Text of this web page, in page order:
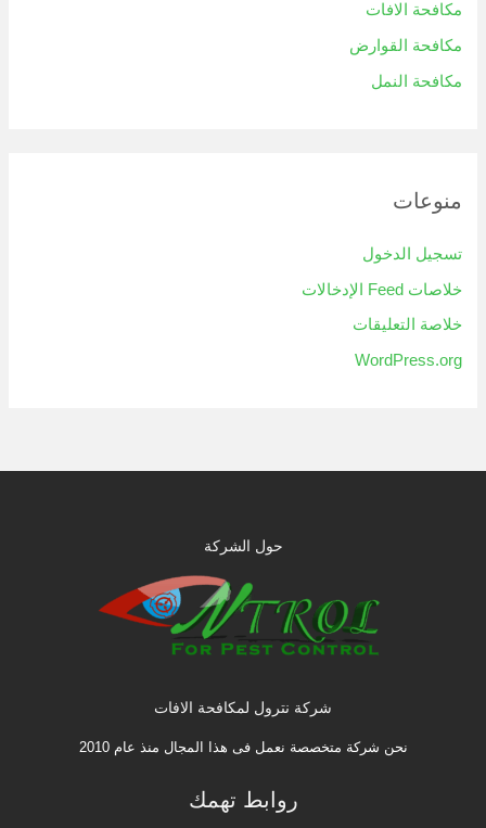
مكافحة الافات
مكافحة القوارض
مكافحة النمل
منوعات
تسجيل الدخول
خلاصات Feed الإدخالات
خلاصة التعليقات
WordPress.org
حول الشركة
شركة نترول لمكافحة الافات
نحن شركة متخصصة نعمل فى هذا المجال منذ عام 2010
روابط تهمك